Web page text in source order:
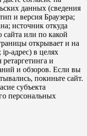
данных (сведения
и версия Браузера;
источник откуда
сайта или по какой
открывает и на
адрес) в целях
и
и обзоров. Если вы
покиньте сайт.
субъекта
персональных